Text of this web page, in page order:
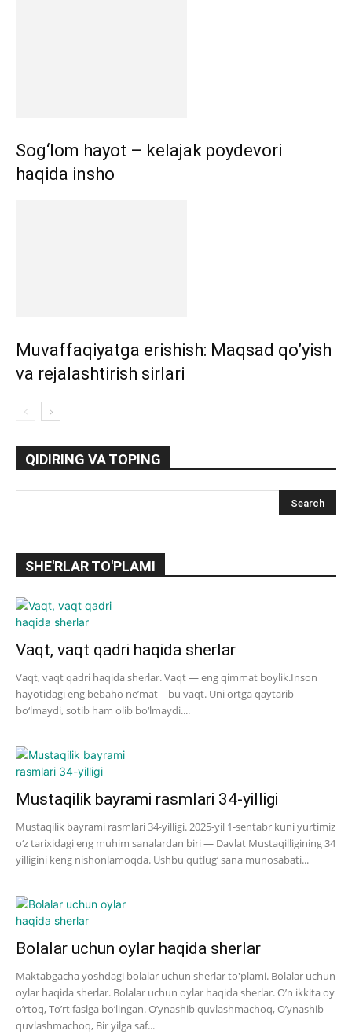
Sog‘lom hayot – kelajak poydevori
haqida insho
Muvaffaqiyatga erishish: Maqsad qo’yish
va rejalashtirish sirlari
QIDIRING VA TOPING
SHE'RLAR TO'PLAMI
Vaqt, vaqt qadri haqida sherlar
Vaqt, vaqt qadri haqida sherlar. Vaqt — eng qimmat boylik.Inson
hayotidagi eng bebaho ne’mat – bu vaqt. Uni ortga qaytarib
bo‘lmaydi, sotib ham olib bo‘lmaydi....
Mustaqilik bayrami rasmlari 34-yilligi
Mustaqilik bayrami rasmlari 34-yilligi. 2025-yil 1-sentabr kuni yurtimiz
o‘z tarixidagi eng muhim sanalardan biri — Davlat Mustaqilligining 34
yilligini keng nishonlamoqda. Ushbu qutlug‘ sana munosabati...
Bolalar uchun oylar haqida sherlar
Maktabgacha yoshdagi bolalar uchun sherlar to'plami. Bolalar uchun
oylar haqida sherlar. Bolalar uchun oylar haqida sherlar. O’n ikkita oy
o’rtoq, To’rt faslga bo’lingan. O’ynashib quvlashmachoq, O’ynashib
quvlashmachoq, Bir yilga saf...